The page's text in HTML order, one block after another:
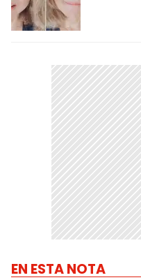
EN ESTA NOTA